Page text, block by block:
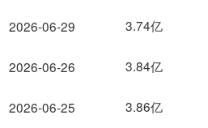
2026-06-29
2026-06-26
2026-06-25
3.74亿
3.84亿
3.86亿